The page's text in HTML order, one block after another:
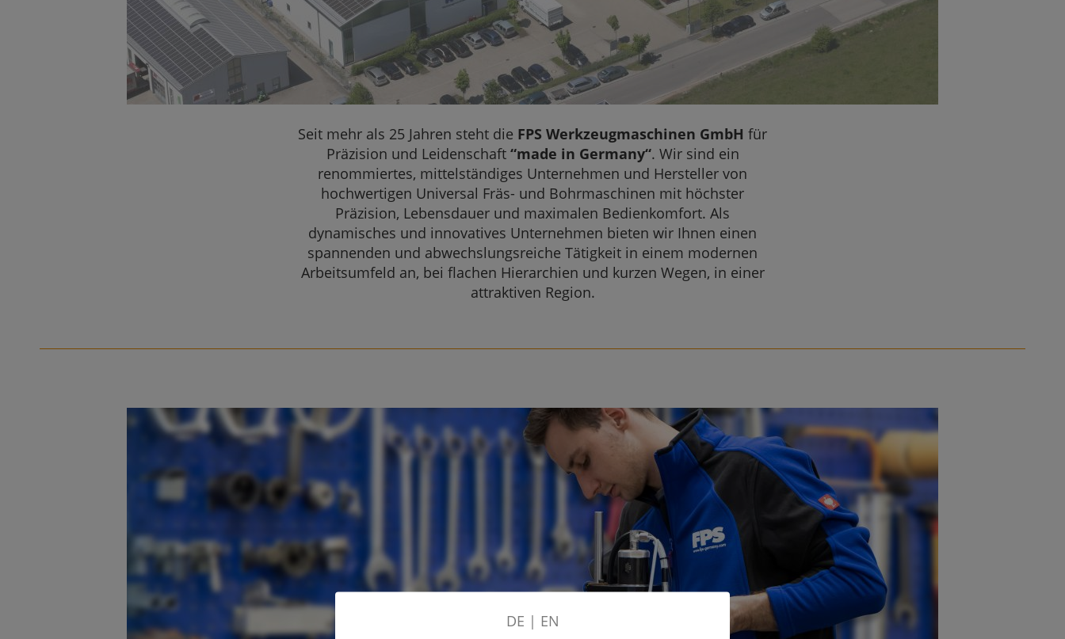
Seit mehr als 25 Jahren steht die FPS Werkzeugmaschinen GmbH für
Präzision und Leidenschaft “made in Germany“. Wir sind ein
renommiertes, mittelständiges Unternehmen und Hersteller von
hochwertigen Universal Fräs- und Bohrmaschinen mit höchster
Präzision, Lebensdauer und maximalen Bedienkomfort. Als
dynamisches und innovatives Unternehmen bieten wir Ihnen einen
spannenden und abwechslungsreiche Tätigkeit in einem modernen
Arbeitsumfeld an, bei flachen Hierarchien und kurzen Wegen, in einer
attraktiven Region.
DE | EN